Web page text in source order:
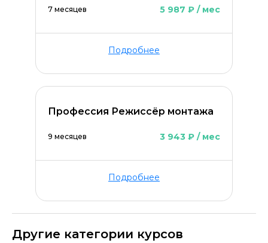
7 месяцев 5 987 ₽ / мес
Подробнее
Профессия Режиссёр монтажа
9 месяцев 3 943 ₽ / мес
Подробнее
Другие категории курсов